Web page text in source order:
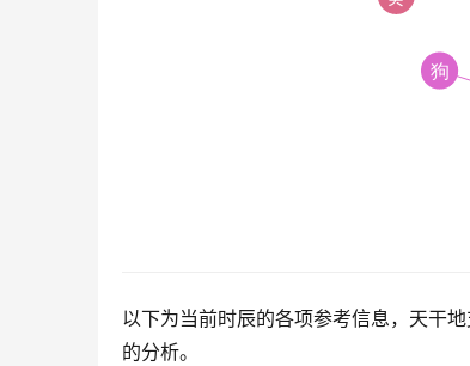
以下为当前时辰的各项参考信息，天干
的分析。